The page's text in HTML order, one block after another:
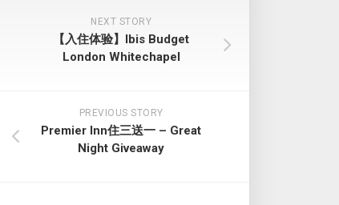
NEXT STORY
【入住体验】Ibis Budget
London Whitechapel
PREVIOUS STORY
Premier Inn住三送一 – Great
Night Giveaway